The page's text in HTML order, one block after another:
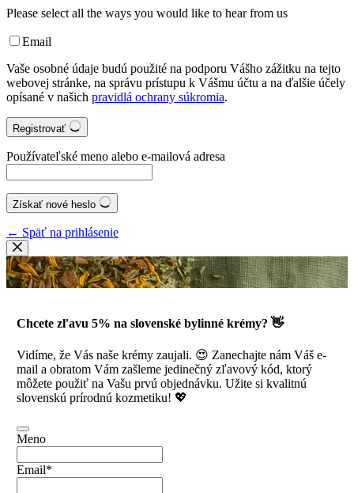
Please select all the ways you would like to hear from us
Email
Vaše osobné údaje budú použité na podporu Vášho zážitku na tejto
webovej stránke, na správu prístupu k Vášmu účtu a na ďalšie účely
opísané v našich pravidlá ochrany súkromia.
Registrovať
Používateľské meno alebo e-mailová adresa
Získať nové heslo
← Späť na prihlásenie
Chcete zľavu 5% na slovenské bylinné krémy? 👋
Vidíme, že Vás naše krémy zaujali. 😍 Zanechajte nám Váš e-
mail a obratom Vám zašleme jedinečný zľavový kód, ktorý
môžete použiť na Vašu prvú objednávku. Užite si kvalitnú
slovenskú prírodnú kozmetiku! 💖
Meno
Email*